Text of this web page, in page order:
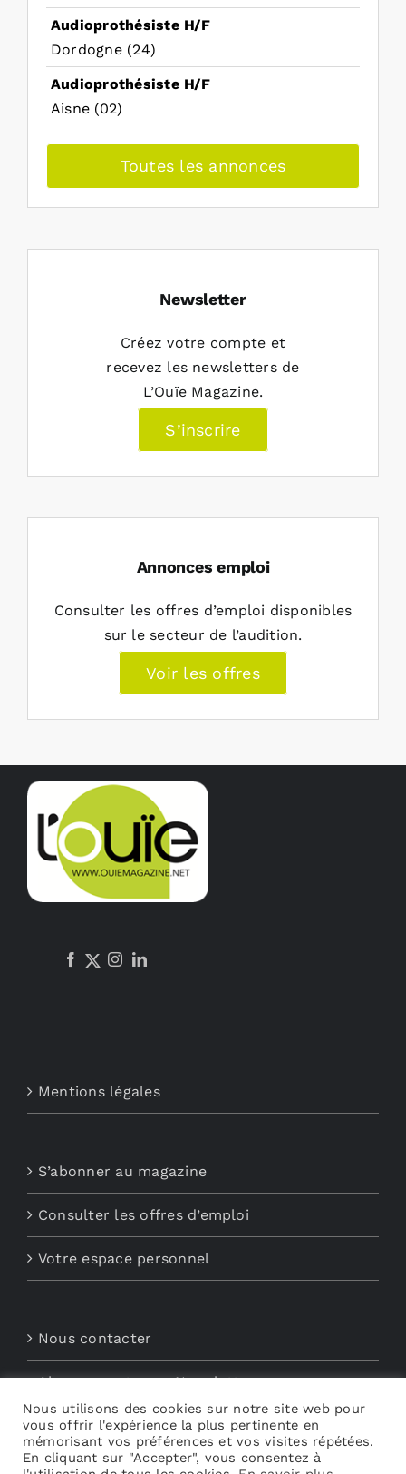
Audioprothésiste H/F
Dordogne (24)
Audioprothésiste H/F
Aisne (02)
Toutes les annonces
Newsletter
Créez votre compte et
recevez les newsletters de
L’Ouïe Magazine.
S’inscrire
Annonces emploi
Consulter les offres d’emploi disponibles
sur le secteur de l’audition.
Voir les offres
Mentions légales
S’abonner au magazine
Consulter les offres d’emploi
Votre espace personnel
Nous contacter
Abonnements aux Newsletters
Découvrez My Audio
Nous utilisons des cookies sur notre site web pour
vous offrir l'expérience la plus pertinente en
mémorisant vos préférences et vos visites répétées.
En cliquant sur "Accepter", vous consentez à